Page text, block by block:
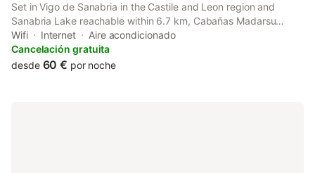
Set in Vigo de Sanabria in the Castile and Leon region and
Sanabria Lake reachable within 6.7 km, Cabañas Madarsu
offers accommodation with free WiFi, BBQ facilities, a garden
and free private parking.
Wifi Internet
Aire acondicionado
Cancelación gratuita
desde 60 € por noche